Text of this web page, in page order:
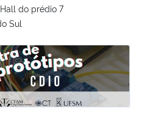
Hall do prédio 7
Sul
CDIO